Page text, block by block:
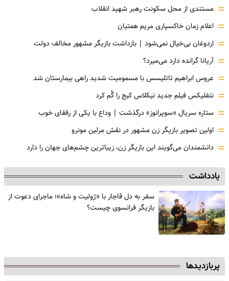
= مستندی از محل سکونت رهبر شهید انقلاب
= اعلام زمان خاکسپاری مریم همتیان
= اردوغان بی‌خیال نمی‌شود | بازداشت بازیگر مشهور مخالف دولت
= آریانا گرانده دارد می‌میرد؟
= عروس ابراهیم تاتلیسس با مسمومیت شدید راهی بیمارستان شد
= نتفلیکس فیلم جدید نیکلاس کیج را گُم کرد
= ستاره سریال «سوپرانوز» درگذشت | وداع با یکی از رفقای خوب
= اولین تصویر بازیگر زن مشهور در نقش مرلین مونرو
= دانشمندان می‌گویند این بازیگر زن، زیباترین چشم‌های جهان را دارد
یادداشت
سفر به دل قاجار با «ژولیت و شاه»؛ ماجرای دعوت از
‌بازیگر فرانسوی چیست؟
پربازدیدها